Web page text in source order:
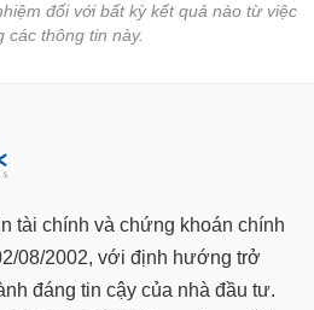
đối với bất kỳ kết quả nào từ việc
các thông tin này.
tài chính và chứng khoán chính
08/2002, với định hướng trở
đáng tin cậy của nhà đầu tư.